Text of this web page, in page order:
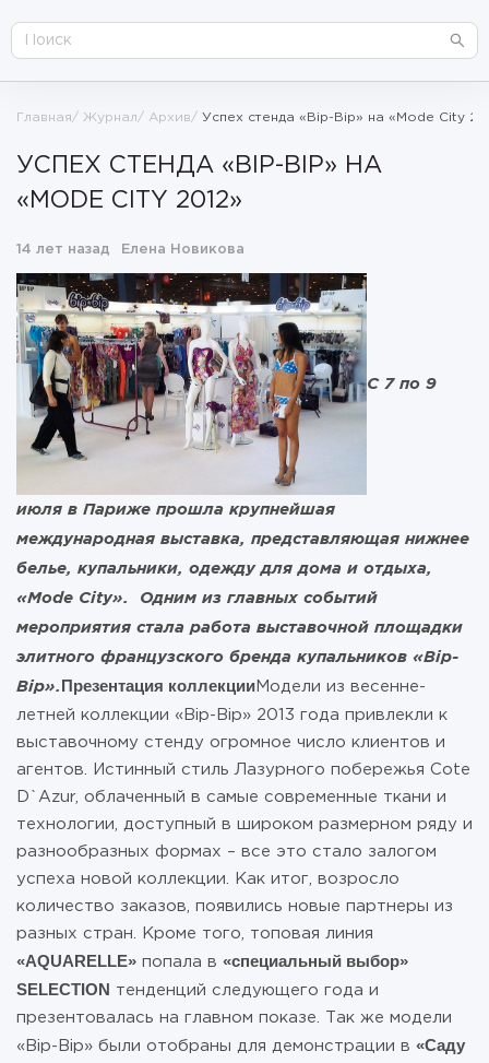
Главная Журнал Архив Успех стенда «Bip-Bip» на «Mode City
УСПЕХ СТЕНДА «BIP-BIP» НА
«MODE CITY 2012»
14 лет назад Елена Новикова
С 7 по 9
июля в Париже прошла крупнейшая
международная выставка, представляющая нижнее
белье, купальники, одежду для дома и отдыха,
«Mode City». Одним из главных событий
мероприятия стала работа выставочной площадки
элитного французского бренда купальников «Bip-
Bip». Презентация коллекции Модели из весенне-
летней коллекции «Bip-Bip» 2013 года привлекли к
выставочному стенду огромное число клиентов и
агентов. Истинный стиль Лазурного побережья Cote
D`Azur, облаченный в самые современные ткани и
технологии, доступный в широком размерном ряду и
разнообразных формах – все это стало залогом
успеха новой коллекции. Как итог, возросло
количество заказов, появились новые партнеры из
разных стран. Кроме того, топовая линия
«AQUARELLE» попала в «специальный выбор»
SELECTION тенденций следующего года и
презентовалась на главном показе. Так же модели
«Bip-Bip» были отобраны для демонстрации в «Саду